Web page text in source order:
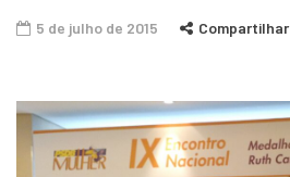
5 de julho de 2015 Compartilhar